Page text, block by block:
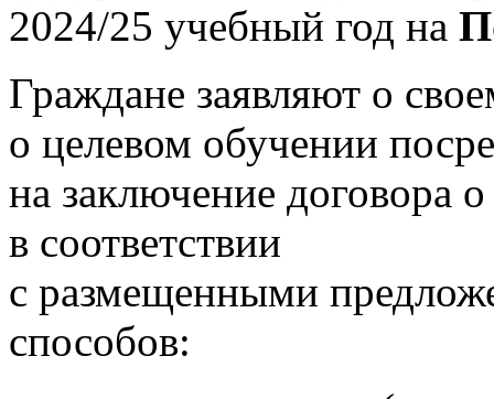
2024/25 учебный год на
Граждане заявляют о
о целевом обучении
на заключение договора
в соответствии
с размещенными
способов: